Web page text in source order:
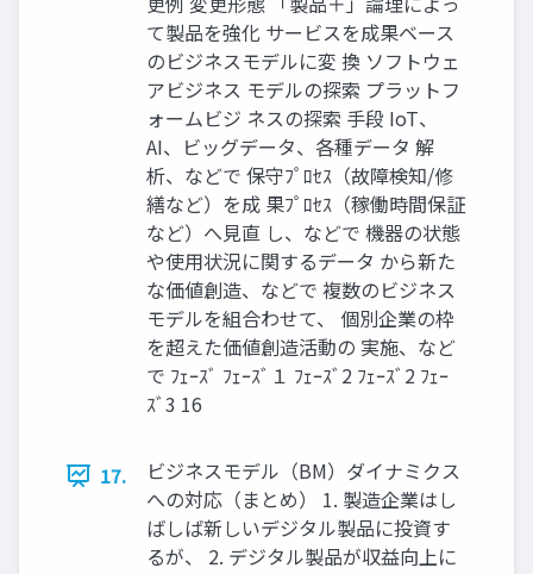
て製品を強化 サービスを成果ベース
のビジネスモデルに変 換 ソフトウェ
アビジネス モデルの探索 プラットフ
ォームビジ ネスの探索 手段 IoT、
AI、ビッグデータ、各種データ 解
析、などで 保守ﾌﾟﾛｾｽ（故障検知/修
繕など）を成 果ﾌﾟﾛｾｽ（稼働時間保証
など）へ見直 し、などで 機器の状態
や使用状況に関するデータ から新た
な価値創造、などで 複数のビジネス
モデルを組合わせて、 個別企業の枠
を超えた価値創造活動の 実施、など
で ﾌｪｰｽﾞ ﾌｪｰｽﾞ１ ﾌｪｰｽﾞ2 ﾌｪｰｽﾞ2 ﾌｪｰ
ｽﾞ3 16
17.
ビジネスモデル（BM）ダイナミクス
への対応（まとめ） 1. 製造企業はし
ばしば新しいデジタル製品に投資す
るが、 2. デジタル製品が収益向上に